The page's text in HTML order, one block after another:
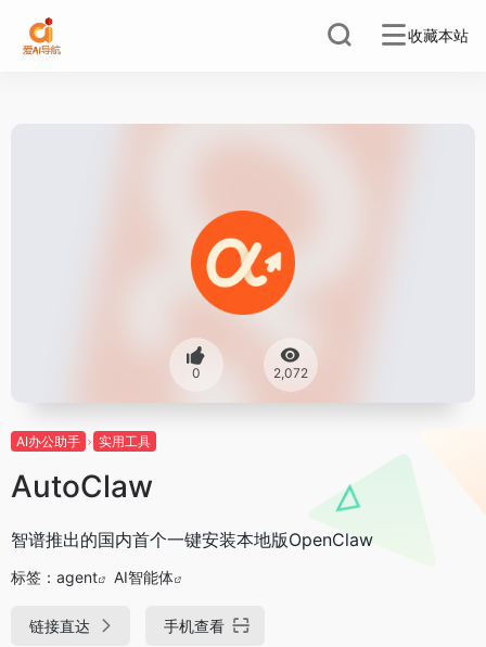
收藏本站
0 2,072
AI办公助手 实用工具
AutoClaw
智谱推出的国内首个一键安装本地版OpenClaw
标签： agent AI智能体
链接直达 手机查看